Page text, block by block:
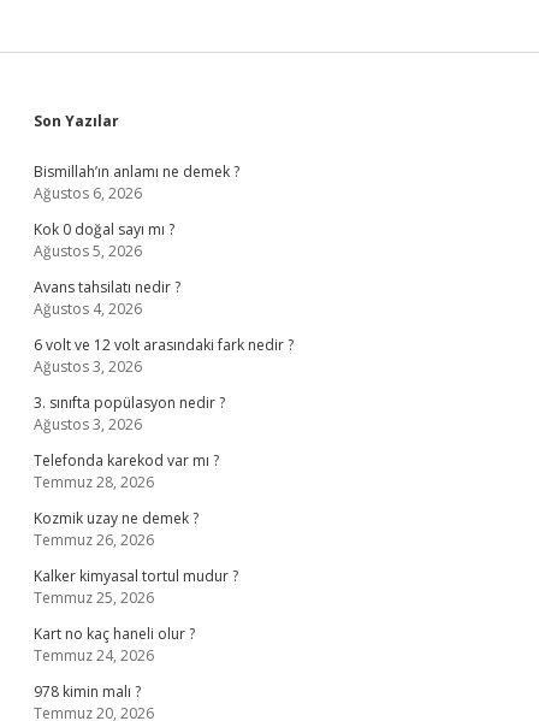
Sidebar
Son Yazılar
Bismillah’ın anlamı ne demek ?
Ağustos 6, 2026
Kok 0 doğal sayı mı ?
Ağustos 5, 2026
Avans tahsilatı nedir ?
Ağustos 4, 2026
6 volt ve 12 volt arasındaki fark nedir ?
Ağustos 3, 2026
3. sınıfta popülasyon nedir ?
Ağustos 3, 2026
Telefonda karekod var mı ?
Temmuz 28, 2026
Kozmik uzay ne demek ?
Temmuz 26, 2026
Kalker kimyasal tortul mudur ?
Temmuz 25, 2026
Kart no kaç haneli olur ?
Temmuz 24, 2026
978 kimin malı ?
Temmuz 20, 2026